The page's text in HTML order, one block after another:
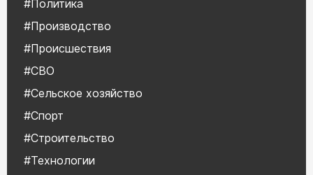
#Политика
#Производство
#Происшествия
#СВО
#Сельское хозяйство
#Спорт
#Строительство
#Технологии